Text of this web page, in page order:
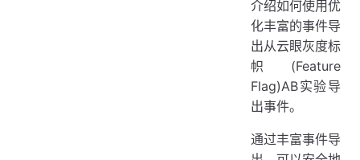
介绍如何使用优
化丰富的事件导
出从云眼灰度标
帜(Feature
Flag)AB实验导
出事件。
通过丰富事件导